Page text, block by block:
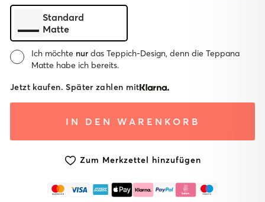
Standard
Matte
Ich möchte nur das Teppich-Design, denn die Teppana
Matte habe ich bereits.
Matte:
Matte
Matte
Jetzt kaufen. Später zahlen mit
IN DEN WARENKORB
Zum Merkzettel hinzufügen